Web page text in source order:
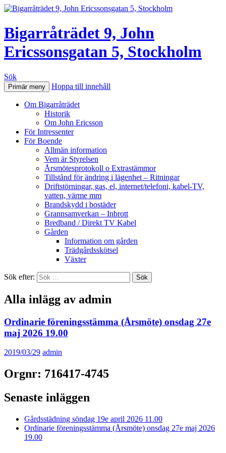
Bigarråträdet 9, John
Ericssonsgatan 5, Stockholm
Sök
Primär meny Hoppa till innehåll
Om Bigarråträdet
Historik
Om John Ericsson
För Intressenter
För Boende
Allmän information
Vem är Styrelsen
Årsmötesprotokoll o Extrastämmor
Tillstånd för ändring i lägenhet – Ritningar
Driftstörningar, gas, el, internet/telefoni, kabel-TV,
vatten, värme mm
Brandskydd i bostäder
Grannsamverkan – Inbrott
Bredband / Direkt TV Kabel
Gården
Information om gården
Trädgårdsskötsel
Växter
Sök efter:
Alla inlägg av admin
Ordinarie föreningsstämma (Årsmöte) onsdag 27e
maj 2026 19.00
2019/03/29 admin
Orgnr: 716417-4745
Senaste inläggen
Gårdsstädning söndag 19e april 2026 11.00
Ordinarie föreningsstämma (Årsmöte) onsdag 27e maj 2026
19.00